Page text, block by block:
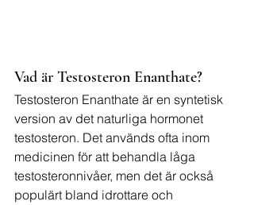
Vad är Testosteron Enanthate?
Testosteron Enanthate är en syntetisk
version av det naturliga hormonet
testosteron. Det används ofta inom
medicinen för att behandla låga
testosteronnivåer, men det är också
populärt bland idrottare och